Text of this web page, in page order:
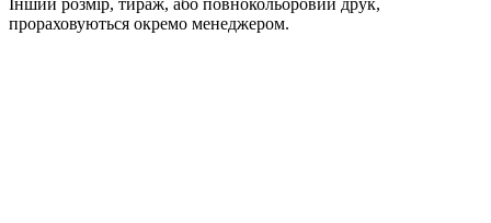
Інший розмір, тираж, або повнокольоровий друк,
прораховуються окремо менеджером.